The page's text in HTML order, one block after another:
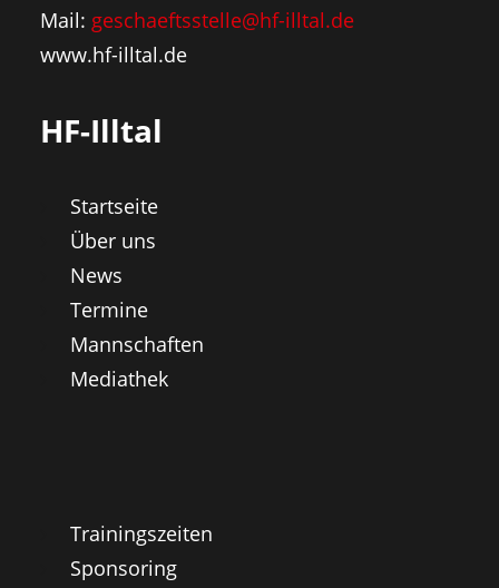
Mail: geschaeftsstelle@hf-illtal.de
www.hf-illtal.de
HF-Illtal
Startseite
Über uns
News
Termine
Mannschaften
Mediathek
Trainingszeiten
Sponsoring